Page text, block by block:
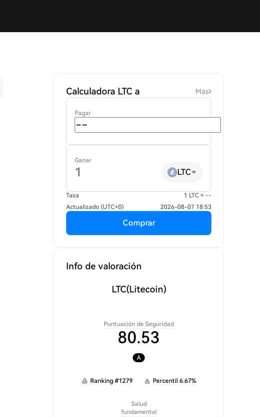
Calculadora LTC a Más
Pagar
Ganar
LTC
Tasa
1 LTC = --
Actualizado (UTC+0)
2026-08-07 18:53
Comprar
Info de valoración
LTC(Litecoin)
Puntuación de Seguridad
80.53
A
Ranking #1279 Percentil 6.67%
Salud
fundamental